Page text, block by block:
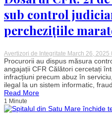
sub control
perchezițiile
Avertizori de Integritate March 26, 2025
Procurorii au dispus măsura
angajații CFR Călători cercetați
infracțiuni precum abuz în
ilegal la un sistem informatic,
Read More
1 Minute